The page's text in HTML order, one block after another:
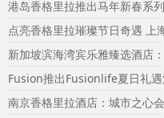
港岛香格里拉推出马年新春系
点亮香格里拉璀璨节日奇遇 上
南京香格里拉酒店：城市之心